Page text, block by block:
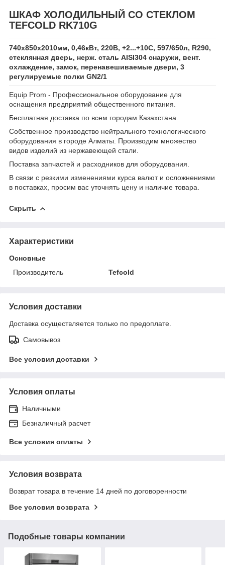
ШКАФ ХОЛОДИЛЬНЫЙ СО СТЕКЛОМ
TEFCOLD RK710G
740x850x2010мм, 0,46кВт, 220В, +2...+10С, 597/650л, R290,
стеклянная дверь, нерж. сталь AISI304 снаружи, вент.
охлаждение, замок, перенавешиваемые двери, 3
регулируемые полки GN2/1
Equip Prom - Профессиональное оборудование для
оснащения предприятий общественного питания.
Бесплатная доставка по всем городам Казахстана.
Собственное производство нейтрального технологического
оборудования в городе Алматы. Производим множество
видов изделий из нержавеющей стали.
Поставка запчастей и расходников для оборудования.
В связи с резкими изменениями курса валют и осложнениями
в поставках, просим вас уточнять цену и наличие товара.
Скрыть
Характеристики
Основные
Производитель
Tefcold
Условия доставки
Доставка осуществляется только по предоплате.
Самовывоз
Все условия доставки
Условия оплаты
Наличными
Безналичный расчет
Все условия оплаты
Условия возврата
Возврат товара в течение 14 дней по договоренности
Все условия возврата
Подобные товары компании